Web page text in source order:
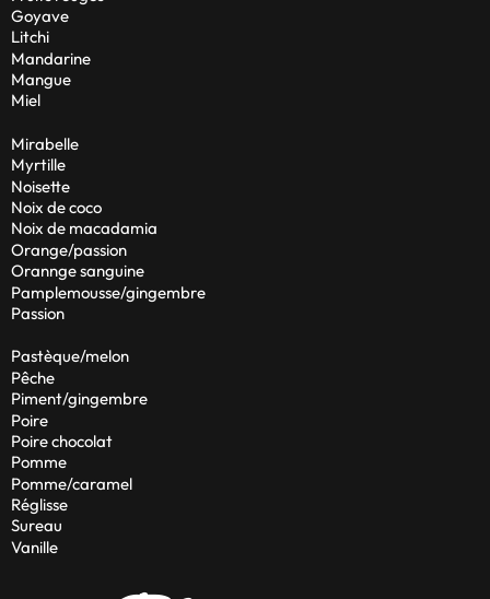
Goyave
Litchi
Mandarine
Mangue
Miel
Mirabelle
Myrtille
Noisette
Noix de coco
Noix de macadamia
Orange/passion
Orannge sanguine
Pamplemousse/gingembre
Passion
Pastèque/melon
Pêche
Piment/gingembre
Poire
Poire chocolat
Pomme
Pomme/caramel
Réglisse
Sureau
Vanille